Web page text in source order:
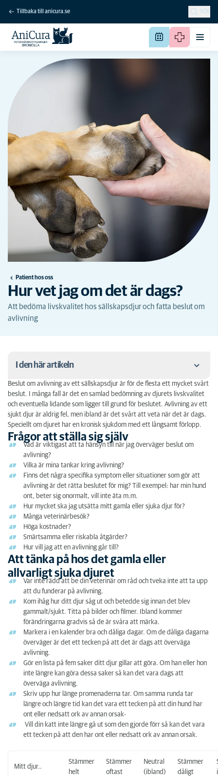
Tillbaka till anicura.se SÖK
Patient hos oss
Hur vet jag om det är dags?
Att bedöma livskvalitet hos sällskapsdjur och fatta beslut om
avlivning
I den här artikeln
Frågor att ställa sig själv
Att tänka på hos det gamla eller allvarligt sjuka
djuret
Beslut om avlivning av ett sällskapsdjur är för de flesta ett mycket svårt
beslut. I många fall är det en samlad bedömning av djurets livskvalitet
och eventuella lidande som ligger till grund för beslutet. Avlivning av ett
sjukt djur är aldrig fel, men ibland är det svårt att veta när det är dags.
Speciellt om djuret har en kronisk sjukdom med ett långsamt förlopp.
Frågor att ställa sig själv
Vad är viktigast att ta hänsyn till när jag överväger beslut om
avlivning?
Vilka är mina tankar kring avlivning?
Finns det några specifika symptom eller situationer som gör att
avlivning är det rätta beslutet för mig? Till exempel: har min hund
ont, beter sig onormalt, vill inte äta m.m.
Hur mycket ska jag utsätta mitt gamla eller sjuka djur för?
Många veterinärbesök?
Höga kostnader?
Smärtsamma eller riskabla åtgärder?
Hur vill jag att en avlivning går till?
Att tänka på hos det gamla eller
allvarligt sjuka djuret
Var inte rädd att be din veterinär om råd och tveka inte att ta upp
att du funderar på avlivning.
Kom ihåg hur ditt djur såg ut och betedde sig innan det blev
gammalt/sjukt. Titta på bilder och filmer. Ibland kommer
förändringarna gradvis så de är svåra att märka.
Markera i en kalender bra och dåliga dagar. Om de dåliga dagarna
överväger är det ett tecken på att det är dags att överväga
avlivning.
Gör en lista på fem saker ditt djur gillar att göra. Om han eller hon
inte längre kan göra dessa saker så kan det vara dags att
överväga avlivning.
Skriv upp hur länge promenaderna tar. Om samma runda tar
längre och längre tid kan det vara ett tecken på att din hund har
ont eller nedsatt ork av annan orsak-
Vill din katt inte längre gå ut som den gjorde förr så kan det vara
ett tecken på att den har ont eller nedsatt ork av annan orsak.
Mitt djur..
Stämmer
helt
Stämmer
oftast
Neutral
(ibland)
Stämmer
dåligt